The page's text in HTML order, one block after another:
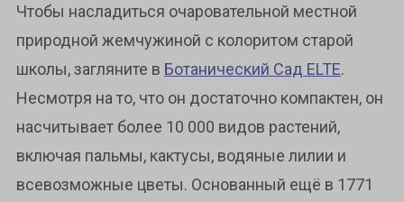
Чтобы насладиться очаровательной местной
природной жемчужиной с колоритом старой
школы, загляните в Ботанический Сад ЕLTE.
Несмотря на то, что он достаточно компактен, он
насчитывает более 10 000 видов растений,
включая пальмы, кактусы, водяные лилии и
всевозможные цветы. Основанный ещё в 1771